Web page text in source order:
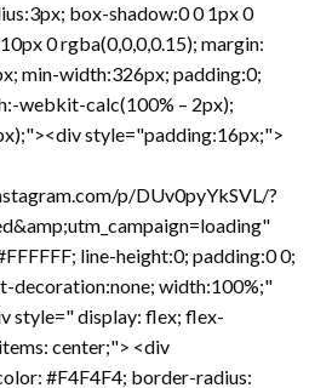
box-shadow:0 0 1px 0
0 rgba(0,0,0,0.15); margin:
min-width:326px; padding:0;
webkit-calc(100% – 2px);
style="padding:16px;">
p/DUv0pyYkSVL/?
line-height:0; padding:0 0;
decoration:none; width:100%;"
style=" display: flex; flex-
center;"> <div
#F4F4F4; border-radius: